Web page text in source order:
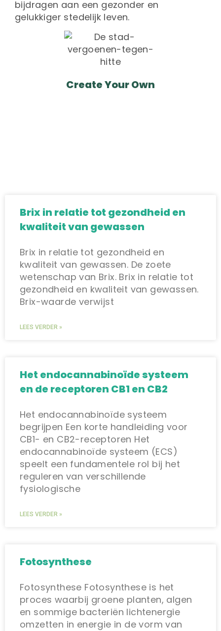
bijdragen aan een gezonder en
gelukkiger stedelijk leven.
Create Your Own
Brix in relatie tot gezondheid en
kwaliteit van gewassen
Brix in relatie tot gezondheid en
kwaliteit van gewassen. De zoete
wetenschap van Brix. Brix in relatie tot
gezondheid en kwaliteit van gewassen.
Brix-waarde verwijst
LEES VERDER »
Het endocannabinoïde systeem
en de receptoren CB1 en CB2
Het endocannabinoïde systeem
begrijpen Een korte handleiding voor
CB1- en CB2-receptoren Het
endocannabinoïde systeem (ECS)
speelt een fundamentele rol bij het
reguleren van verschillende
fysiologische
LEES VERDER »
Fotosynthese
Fotosynthese Fotosynthese is het
proces waarbij groene planten, algen
en sommige bacteriën lichtenergie
omzetten in energie in de vorm van